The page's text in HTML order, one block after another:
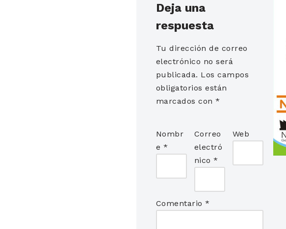
Deja una
respuesta
Tu dirección de correo
electrónico no será
publicada. Los campos
obligatorios están
marcados con *
Nombr
e *
Correo
electró
nico *
Web
Comentario *